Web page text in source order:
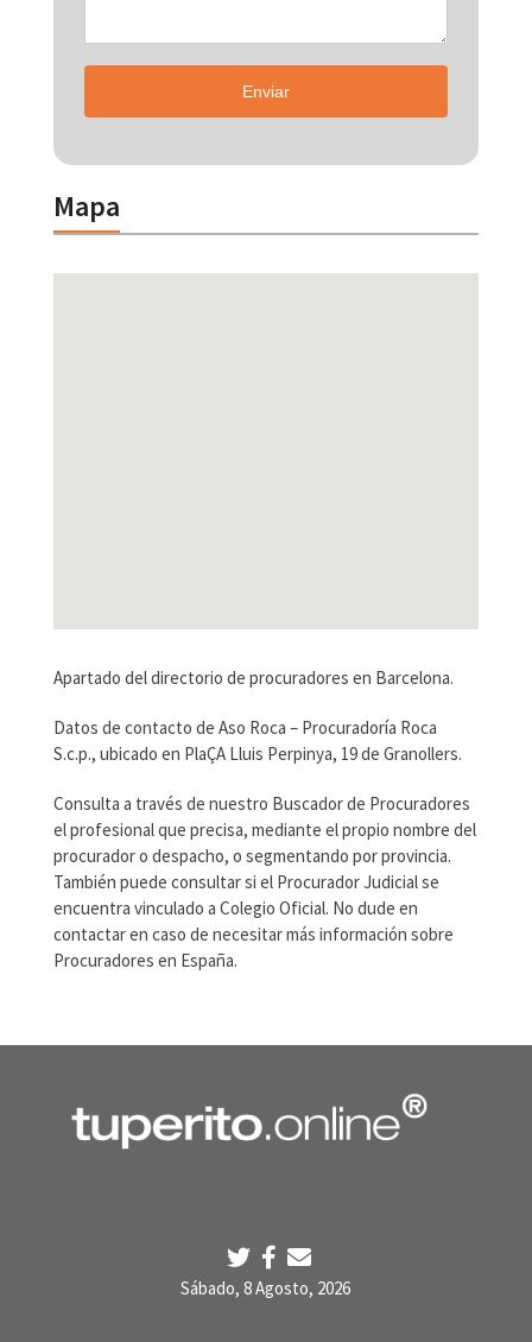
Enviar
Mapa
Apartado del directorio de procuradores en Barcelona.
Datos de contacto de Aso Roca – Procuradoría Roca
S.c.p., ubicado en PlaÇA Lluis Perpinya, 19 de Granollers.
Consulta a través de nuestro Buscador de Procuradores
el profesional que precisa, mediante el propio nombre del
procurador o despacho, o segmentando por provincia.
También puede consultar si el Procurador Judicial se
encuentra vinculado a Colegio Oficial. No dude en
contactar en caso de necesitar más información sobre
Procuradores en España.
Sábado, 8 Agosto, 2026